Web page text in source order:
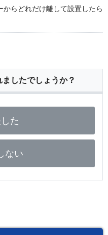
からどれだけ離して設置したら
したでしょうか？
た
ない